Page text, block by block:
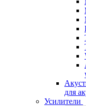
для
Усилители